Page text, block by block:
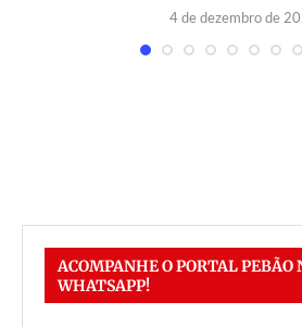
4 de dezembro de
ACOMPANHE O PORTAL PEBÃO
WHATSAPP!